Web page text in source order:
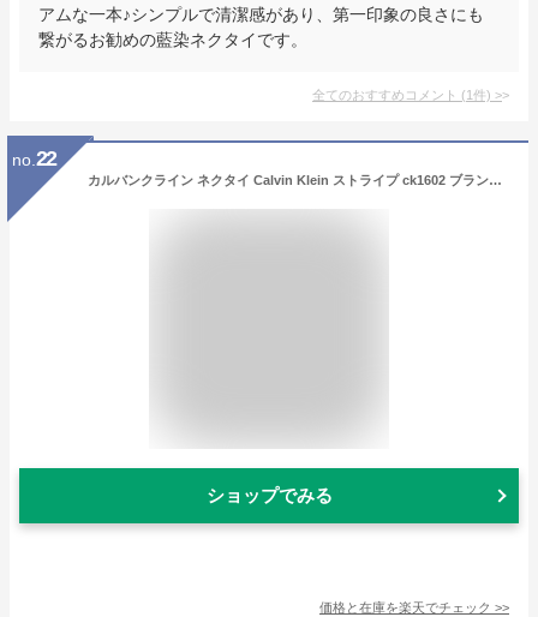
アムな一本♪シンプルで清潔感があり、第一印象の良さにも
繋がるお勧めの藍染ネクタイです。
全てのおすすめコメント (1件) >
no. 22
カルバンクライン ネクタイ Calvin Klein ストライプ ck1602 ブランド プレゼント あす楽対応 クリスマス バレンタイン 父の日 シルク 新社会人 就職祝い フレッシャーズ 新生活 ビジネス 就活 結婚式 おしゃれ ギフト 男性 メンズ 人気 高級
ショップでみる
価格と在庫を楽天でチェック >>